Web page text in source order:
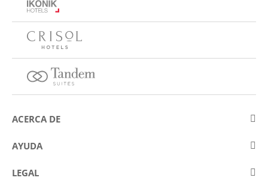
ACERCA DE
Sobre Eurostars Hotel Company
Concursos
AYUDA
Contactar
LEGAL